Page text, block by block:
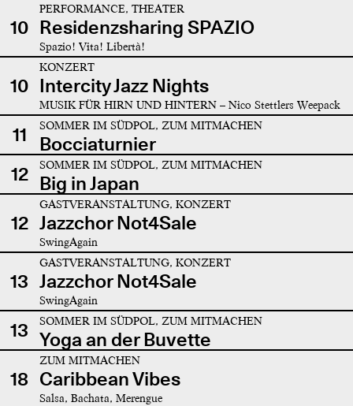
10
PERFORMANCE, THEATER
Residenzsharing SPAZIO
Spazio! Vita! Libertà!
10
KONZERT
Intercity Jazz Nights
MUSIK FÜR HIRN UND HINTERN – Nico Stettlers Weepack
11 SOMMER IM SÜDPOL, ZUM MITMACHEN
Bocciaturnier
12
SOMMER IM SÜDPOL, ZUM MITMACHEN
Big in Japan
12
GASTVERANSTALTUNG, KONZERT
Jazzchor Not4Sale
SwingAgain
13
GASTVERANSTALTUNG, KONZERT
Jazzchor Not4Sale
SwingAgain
13 SOMMER IM SÜDPOL, ZUM MITMACHEN
Yoga an der Buvette
18
ZUM MITMACHEN
Caribbean Vibes
Salsa, Bachata, Merengue